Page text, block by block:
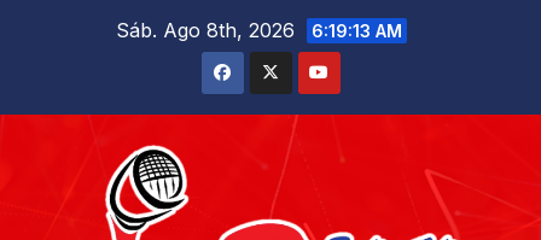
Sáb. Ago 8th, 2026 6:19:14 AM